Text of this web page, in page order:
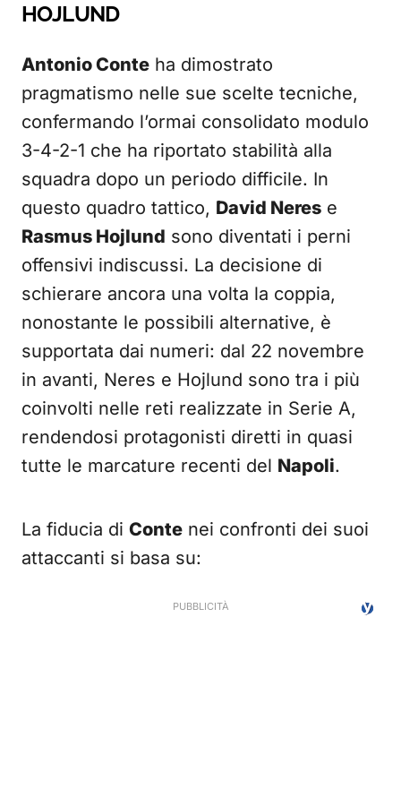
HOJLUND
Antonio Conte ha dimostrato
pragmatismo nelle sue scelte tecniche,
confermando l’ormai consolidato modulo
3-4-2-1 che ha riportato stabilità alla
squadra dopo un periodo difficile. In
questo quadro tattico, David Neres e
Rasmus Hojlund sono diventati i perni
offensivi indiscussi. La decisione di
schierare ancora una volta la coppia,
nonostante le possibili alternative, è
supportata dai numeri: dal 22 novembre
in avanti, Neres e Hojlund sono tra i più
coinvolti nelle reti realizzate in Serie A,
rendendosi protagonisti diretti in quasi
tutte le marcature recenti del Napoli.
La fiducia di Conte nei confronti dei suoi
attaccanti si basa su: